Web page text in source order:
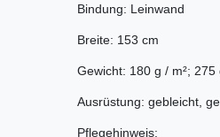
Bindung: Leinwand
Breite: 153 cm
Gewicht: 180 g / m²; 275
Ausrüstung: gebleicht,
Pflegehinweis: